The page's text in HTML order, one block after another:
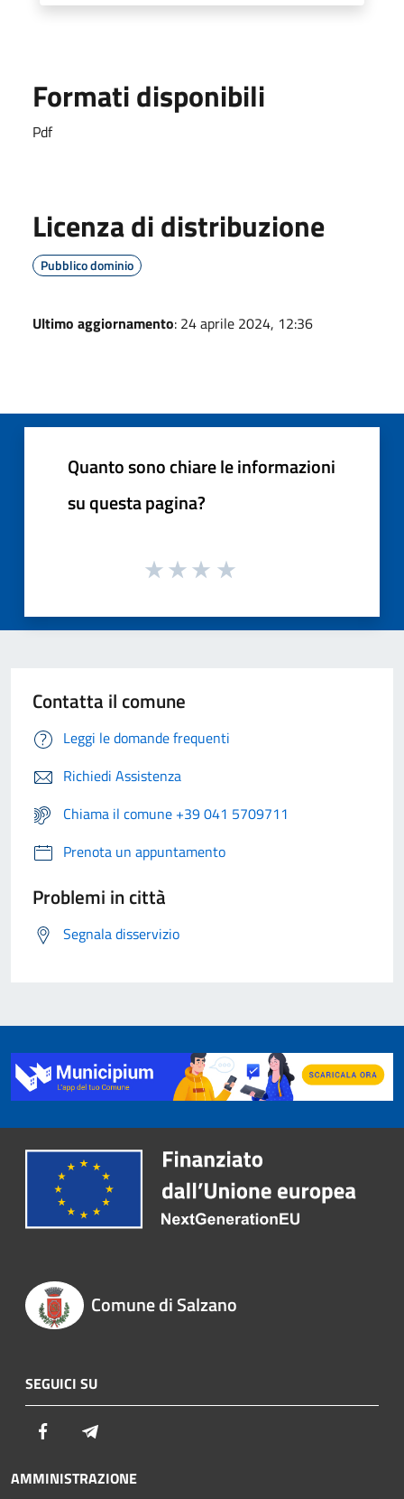
Formati disponibili
Pdf
Licenza di distribuzione
Pubblico dominio
Ultimo aggiornamento: 24 aprile 2024, 12:36
Quanto sono chiare le informazioni
su questa pagina?
Contatta il comune
Leggi le domande frequenti
Richiedi Assistenza
Chiama il comune +39 041 5709711
Prenota un appuntamento
Problemi in città
Segnala disservizio
Comune di Salzano
SEGUICI SU
Facebook
AMMINISTRAZIONE